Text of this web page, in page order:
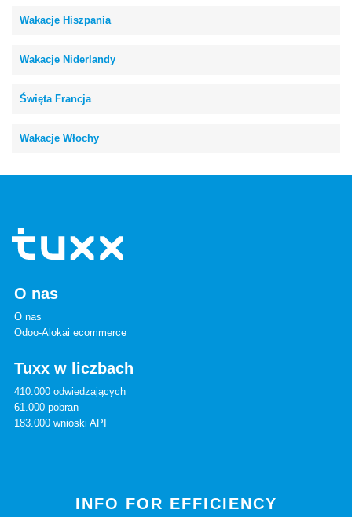
Wakacje Hiszpania
Wakacje Niderlandy
Święta Francja
Wakacje Włochy
O nas
O nas
Odoo-Alokai ecommerce
Tuxx w liczbach
410.000 odwiedzających
61.000 pobran
183.000 wnioski API
INFO FOR EFFICIENCY